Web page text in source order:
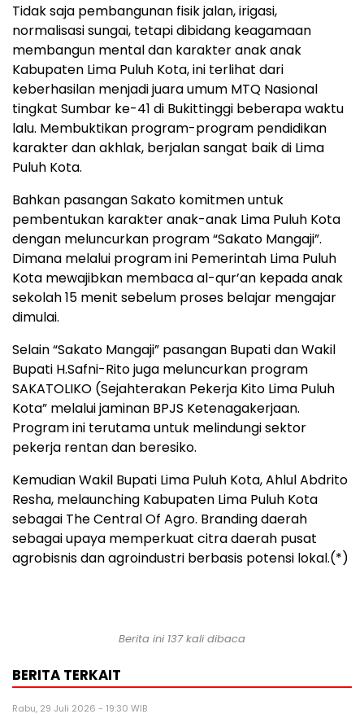
Tidak saja pembangunan fisik jalan, irigasi,
normalisasi sungai, tetapi dibidang keagamaan
membangun mental dan karakter anak anak
Kabupaten Lima Puluh Kota, ini terlihat dari
keberhasilan menjadi juara umum MTQ Nasional
tingkat Sumbar ke-41 di Bukittinggi beberapa waktu
lalu. Membuktikan program-program pendidikan
karakter dan akhlak, berjalan sangat baik di Lima
Puluh Kota.
Bahkan pasangan Sakato komitmen untuk
pembentukan karakter anak-anak Lima Puluh Kota
dengan meluncurkan program “Sakato Mangaji”.
Dimana melalui program ini Pemerintah Lima Puluh
Kota mewajibkan membaca al-qur’an kepada anak
sekolah 15 menit sebelum proses belajar mengajar
dimulai.
Selain “Sakato Mangaji” pasangan Bupati dan Wakil
Bupati H.Safni-Rito juga meluncurkan program
SAKATOLIKO (Sejahterakan Pekerja Kito Lima Puluh
Kota” melalui jaminan BPJS Ketenagakerjaan.
Program ini terutama untuk melindungi sektor
pekerja rentan dan beresiko.
Kemudian Wakil Bupati Lima Puluh Kota, Ahlul Abdrito
Resha, melaunching Kabupaten Lima Puluh Kota
sebagai The Central Of Agro. Branding daerah
sebagai upaya memperkuat citra daerah pusat
agrobisnis dan agroindustri berbasis potensi lokal.(*)
Berita ini 137 kali dibaca
BERITA TERKAIT
Rabu, 29 Juli 2026 - 19:30 WIB